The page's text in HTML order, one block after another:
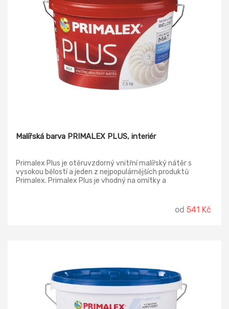
Malířská barva PRIMALEX PLUS, interiér
Primalex Plus je otěruvzdorný vnitřní malířský nátěr s
vysokou bělostí a jeden z nejpopulárnějších produktů
Primalex. Primalex Plus je vhodný na omítky a
od 541 Kč